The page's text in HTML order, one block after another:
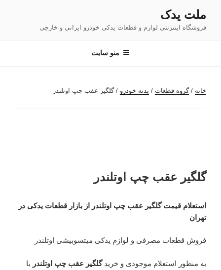
محتوا
ملت یدک
فروشگاه اینترنتی لوازم و قطعات یدکی خودرو ایرانی و خارجی
منو سایت
خانه /گروه قطعات / بدنه خودرو / گلگیر عقب چپ اوتلندر
گلگیر عقب چپ اوتلندر
استعلام قیمت گلگیر عقب چپ اوتلندر از بازار قطعات یدکی در
تهران
فروش قطعات مصرفی و لوازم یدکی میتسوبیشی اوتلندر
به منظور استعلام موجودی و خریدگلگیر عقب چپ اوتلندر با